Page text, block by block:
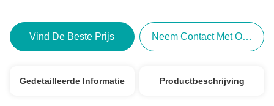
Vind De Beste Prijs Neem Contact Met Ons Op
Gedetailleerde Informatie Productbeschrijving